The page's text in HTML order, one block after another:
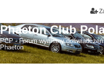
Phaeton Club
PCP - Forum wymiany
Phaeton